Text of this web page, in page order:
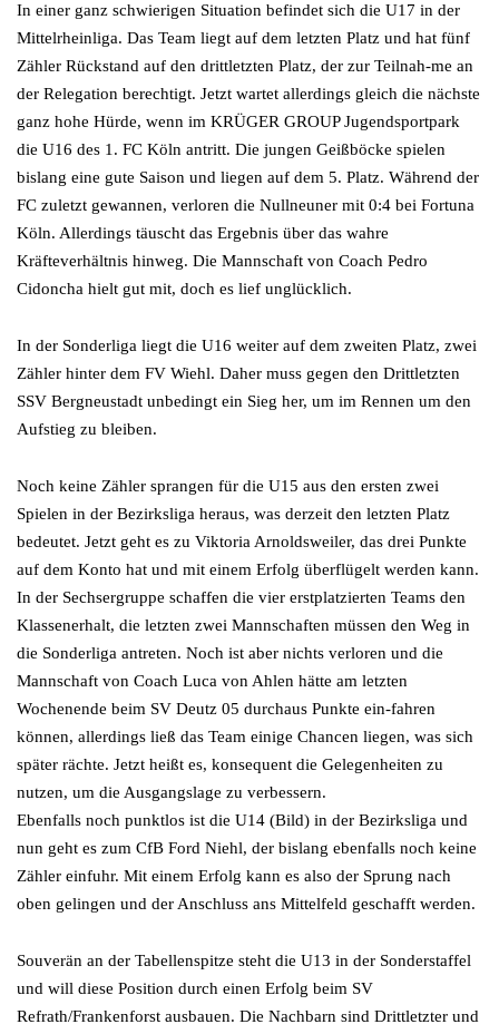
In einer ganz schwierigen Situation befindet sich die U17 in der
Mittelrheinliga. Das Team liegt auf dem letzten Platz und hat fünf
Zähler Rückstand auf den drittletzten Platz, der zur Teilnah-me an
der Relegation berechtigt. Jetzt wartet allerdings gleich die nächste
ganz hohe Hürde, wenn im KRÜGER GROUP Jugendsportpark
die U16 des 1. FC Köln antritt. Die jungen Geißböcke spielen
bislang eine gute Saison und liegen auf dem 5. Platz. Während der
FC zuletzt gewannen, verloren die Nullneuner mit 0:4 bei Fortuna
Köln. Allerdings täuscht das Ergebnis über das wahre
Kräfteverhältnis hinweg. Die Mannschaft von Coach Pedro
Cidoncha hielt gut mit, doch es lief unglücklich.
In der Sonderliga liegt die U16 weiter auf dem zweiten Platz, zwei
Zähler hinter dem FV Wiehl. Daher muss gegen den Drittletzten
SSV Bergneustadt unbedingt ein Sieg her, um im Rennen um den
Aufstieg zu bleiben.
Noch keine Zähler sprangen für die U15 aus den ersten zwei
Spielen in der Bezirksliga heraus, was derzeit den letzten Platz
bedeutet. Jetzt geht es zu Viktoria Arnoldsweiler, das drei Punkte
auf dem Konto hat und mit einem Erfolg überflügelt werden kann.
In der Sechsergruppe schaffen die vier erstplatzierten Teams den
Klassenerhalt, die letzten zwei Mannschaften müssen den Weg in
die Sonderliga antreten. Noch ist aber nichts verloren und die
Mannschaft von Coach Luca von Ahlen hätte am letzten
Wochenende beim SV Deutz 05 durchaus Punkte ein-fahren
können, allerdings ließ das Team einige Chancen liegen, was sich
später rächte. Jetzt heißt es, konsequent die Gelegenheiten zu
nutzen, um die Ausgangslage zu verbessern.
Ebenfalls noch punktlos ist die U14 (Bild) in der Bezirksliga und
nun geht es zum CfB Ford Niehl, der bislang ebenfalls noch keine
Zähler einfuhr. Mit einem Erfolg kann es also der Sprung nach
oben gelingen und der Anschluss ans Mittelfeld geschafft werden.
Souverän an der Tabellenspitze steht die U13 in der Sonderstaffel
und will diese Position durch einen Erfolg beim SV
Refrath/Frankenforst ausbauen. Die Nachbarn sind Drittletzter und